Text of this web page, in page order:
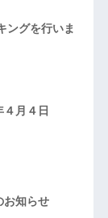
ングを行いま
月４日
知らせ